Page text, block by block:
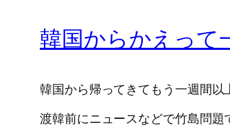
韓国からかえって
韓国から帰ってきてもう一週間以
渡韓前にニュースなどで竹島問